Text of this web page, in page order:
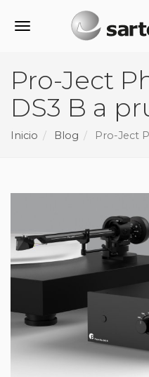
Alternar navegación
Pro-Ject
DS3 B a
Inicio Blog Pro-Ject